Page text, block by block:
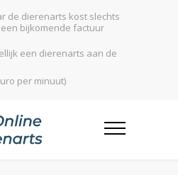
de dierenarts kost slechts
bijkomende factuur
een dierenarts aan de
per minuut)